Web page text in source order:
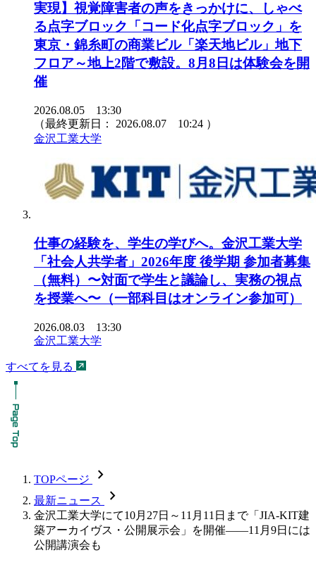
実現】視覚障害者の声をきっかけに、しゃべ
る点字ブロック「コード化点字ブロック」を
東京・錦糸町の商業ビル「楽天地ビル」地下
フロア～地上2階で敷設。8月8日は体験会を開
催
2026.08.05 13:30
（最終更新日： 2026.08.07 10:24 ）
金沢工業大学
仕事の経験を、学生の学びへ。金沢工業大学
「社会人共学者」2026年度 後学期 参加者募集
（無料）〜対面で学生と議論し、実務の視点
を授業へ〜（一部科目はオンライン参加可）
2026.08.03 13:30
金沢工業大学
すべてを見る
TOPページ chevron_forward
最新ニュース chevron_forward
金沢工業大学にて10月27日～11月11日まで「JIA-KIT建
築アーカイヴス・公開展示会」を開催――11月9日には
公開講演会も